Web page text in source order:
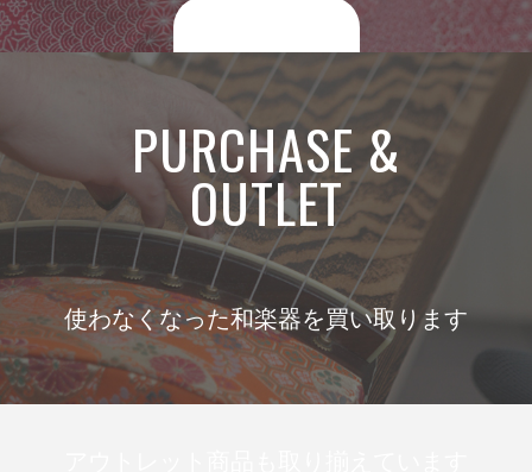
詳しくはコチラ
PURCHASE &
OUTLET
使わなくなった和楽器を買い取ります